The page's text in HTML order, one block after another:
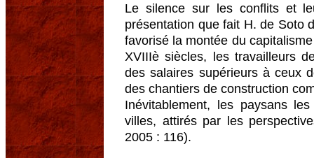
Le silence sur les conflits et
présentation que fait H. de Soto
favorisé la montée du
XVIIIè siècles, les travailleurs
des salaires supérieurs à ceux
des chantiers de construction
Inévitablement, les paysans
villes, attirés par les
2005 : 116).